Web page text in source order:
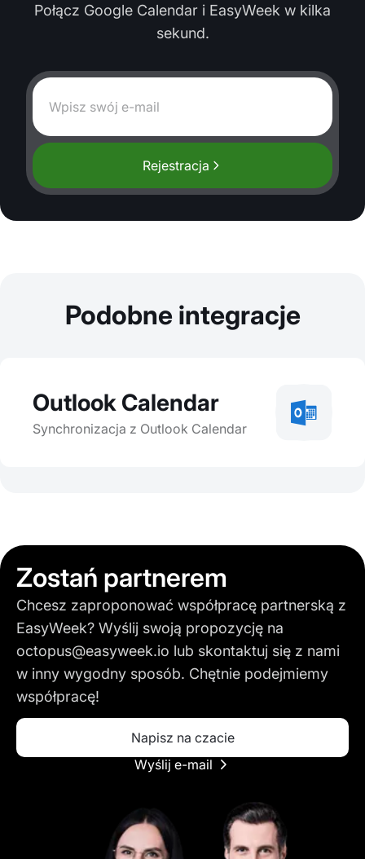
Połącz Google Calendar i EasyWeek w kilka
sekund.
Rejestracja
Podobne integracje
Outlook Calendar
Synchronizacja z Outlook Calendar
Zostań partnerem
Chcesz zaproponować współpracę partnerską z
EasyWeek? Wyślij swoją propozycję na
octopus@easyweek.io lub skontaktuj się z nami
w inny wygodny sposób. Chętnie podejmiemy
współpracę!
Napisz na czacie
Wyślij e-mail